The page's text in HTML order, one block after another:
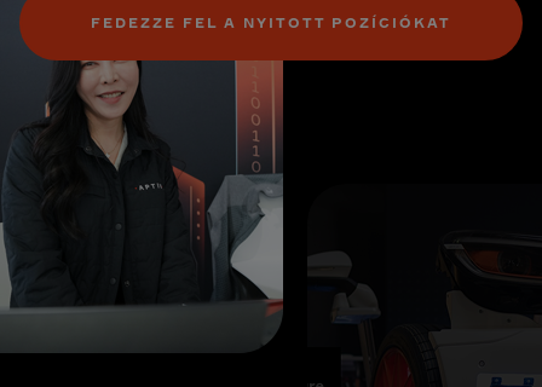
FEDEZZE FEL A NYITOTT POZÍCIÓKAT